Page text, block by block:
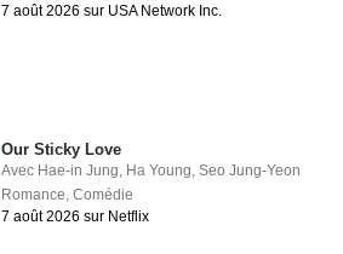
7 août 2026 sur USA Network Inc.
Our Sticky Love
Avec Hae-in Jung, Ha Young,Seo Jung-Yeon
Romance,Comédie
7 août 2026 sur Netflix